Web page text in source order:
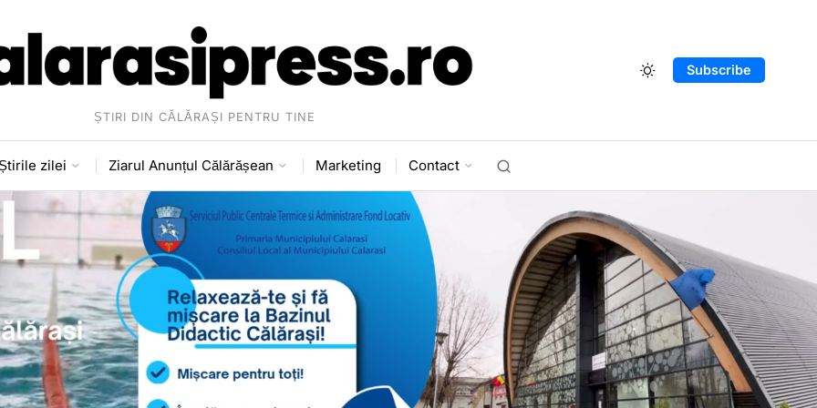
ȘTIRI DIN CĂLĂRAȘI PENTRU TINE
Subscribe
zilei Ziarul Anunțul Călărășean Marketing Contact